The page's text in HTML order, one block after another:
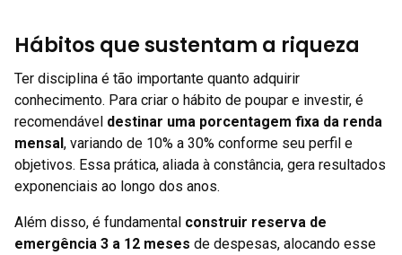
Hábitos que sustentam a riqueza
Ter disciplina é tão importante quanto adquirir
conhecimento. Para criar o hábito de poupar e investir, é
recomendável destinar uma porcentagem fixa da renda
mensal, variando de 10% a 30% conforme seu perfil e
objetivos. Essa prática, aliada à constância, gera resultados
exponenciais ao longo dos anos.
Além disso, é fundamental construir reserva de
emergência 3 a 12 meses de despesas, alocando esse